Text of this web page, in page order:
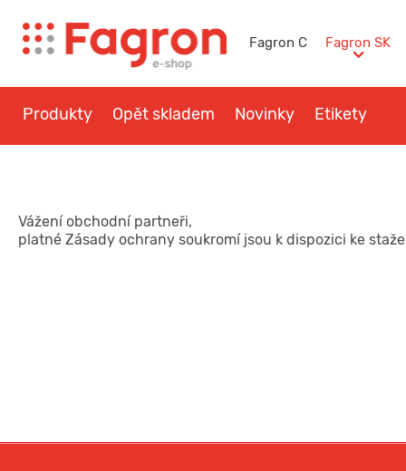
Fagron C Fagron SK
Produkty Opět skladem Novinky Etikety
Vážení obchodní partneři,
platné Zásady ochrany soukromí jsou k dispozici ke